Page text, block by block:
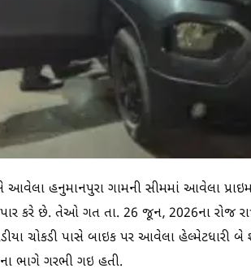
આવેલા હનુમાનપુરા ગામની સીમમાં આવેલા
કરે છે. તેઓ ગત તા. 26 જૂન, 2026ના રોજ
ચોકડી પાસે બાઇક પર આવેલા
ભાગે ગરભી ગઇ હતી.